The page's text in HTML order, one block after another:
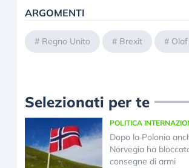
ARGOMENTI
# Regno Unito # Brexit #
Selezionati per te
POLITICA
Dopo la Polonia
Norvegia ha
consegne di armi